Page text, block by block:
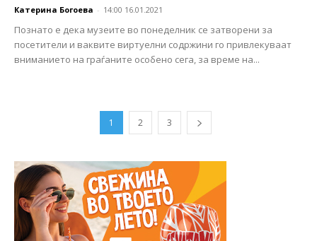
Катерина Богоева - 14:00 16.01.2021
Познато е дека музеите во понеделник се затворени за
посетители и ваквите виртуелни содржини го привлекуваат
вниманието на граѓаните особено сега, за време на...
1 2 3